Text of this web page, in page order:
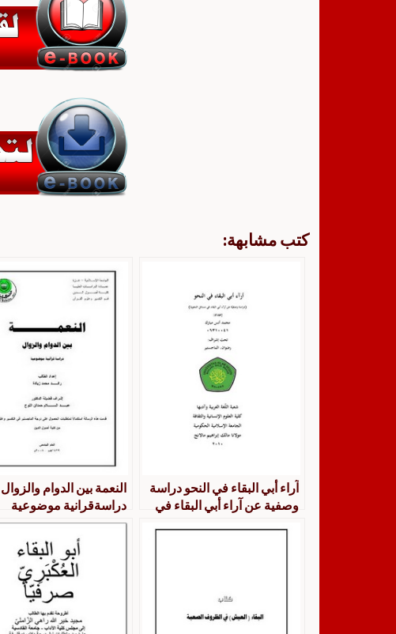
كتب مشابهة:
آراء أبي البقاء في النحو دراسة
وصفية عن آراء أبي البقاء في
النعمة بين الدوام والزوال
دراسةقرانية موضوعية